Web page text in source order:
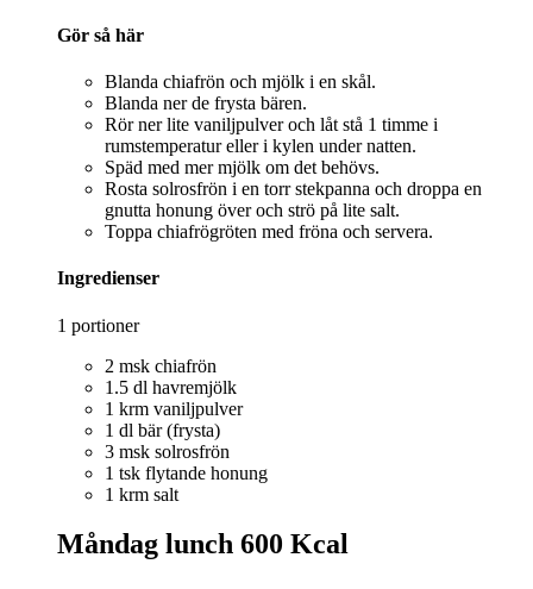
Gör så här
Blanda chiafrön och mjölk i en skål.
Blanda ner de frysta bären.
Rör ner lite vaniljpulver och låt stå 1 timme i
rumstemperatur eller i kylen under natten.
Späd med mer mjölk om det behövs.
Rosta solrosfrön i en torr stekpanna och droppa en
gnutta honung över och strö på lite salt.
Toppa chiafrögröten med fröna och servera.
Ingredienser
1 portioner
2 msk chiafrön
1.5 dl havremjölk
1 krm vaniljpulver
1 dl bär (frysta)
3 msk solrosfrön
1 tsk flytande honung
1 krm salt
Måndag lunch 600 Kcal